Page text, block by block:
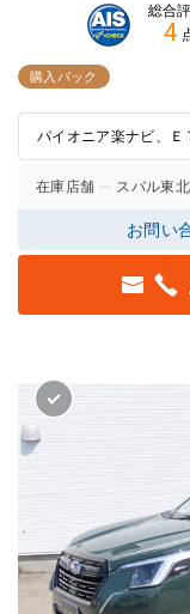
総合
4
購入パック
パイオニア楽ナビ、Ｅ
在庫店舗 スバル東
お問い